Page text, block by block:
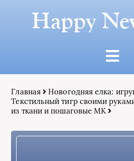
Happy
Главная
Новогодняя елка:
Текстильный тигр своими
из ткани и пошаговые МК